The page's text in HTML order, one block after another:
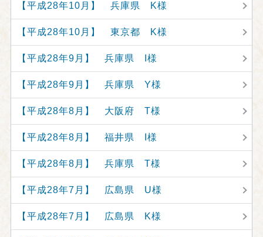
【平成28年10月】 兵庫県 K様
【平成28年10月】 東京都 K様
【平成28年9月】 兵庫県 I様
【平成28年9月】 兵庫県 Y様
【平成28年8月】 大阪府 T様
【平成28年8月】 福井県 I様
【平成28年8月】 兵庫県 T様
【平成28年7月】 広島県 U様
【平成28年7月】 広島県 K様